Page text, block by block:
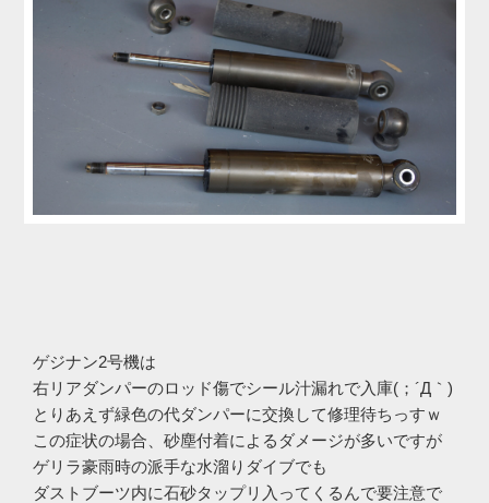
ゲジナン2号機は
右リアダンパーのロッド傷でシール汁漏れで入庫(；´Д｀)
とりあえず緑色の代ダンパーに交換して修理待ちっすｗ
この症状の場合、砂塵付着によるダメージが多いですが
ゲリラ豪雨時の派手な水溜りダイブでも
ダストブーツ内に石砂タップリ入ってくるんで要注意で